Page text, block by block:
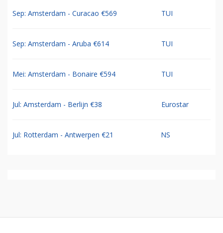
Sep: Amsterdam - Curacao €569 TUI
Sep: Amsterdam - Aruba €614 TUI
Mei: Amsterdam - Bonaire €594 TUI
Jul: Amsterdam - Berlijn €38 Eurostar
Jul: Rotterdam - Antwerpen €21 NS